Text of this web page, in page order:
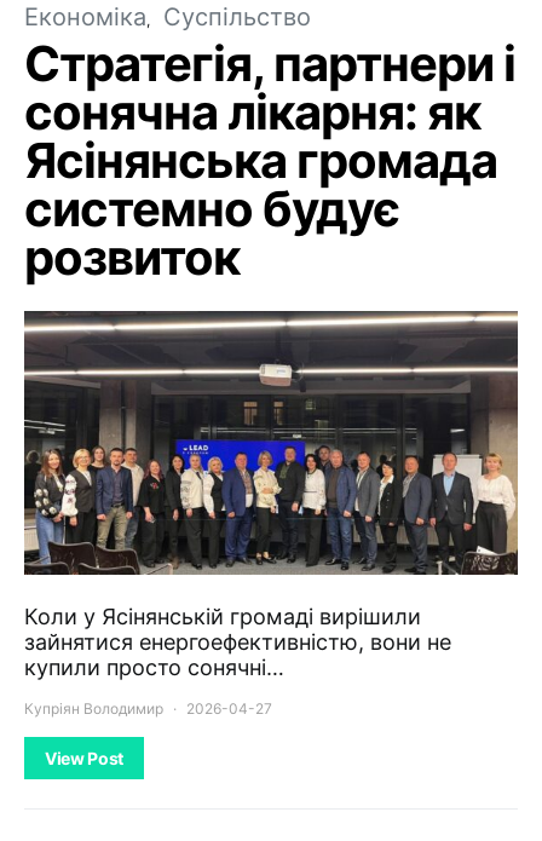
Економіка Суспільство
Стратегія, партнери і
сонячна лікарня: як
Ясінянська громада
системно будує
розвиток
Коли у Ясінянській громаді вирішили
зайнятися енергоефективністю, вони не
купили просто сонячні…
Купріян Володимир 2026-04-27
View Post